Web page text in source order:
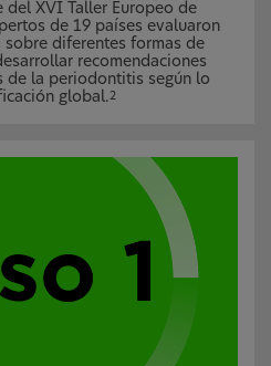
del XVI Taller Europeo de
de 19 países evaluaron
sobre diferentes formas de
recomendaciones
de la periodontitis según lo
global. 2